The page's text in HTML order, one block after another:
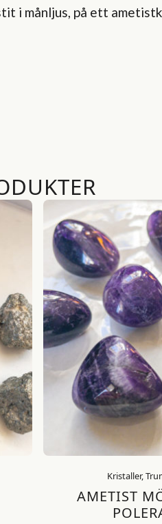
i månljus, på ett
Kristaller,
AMETIST